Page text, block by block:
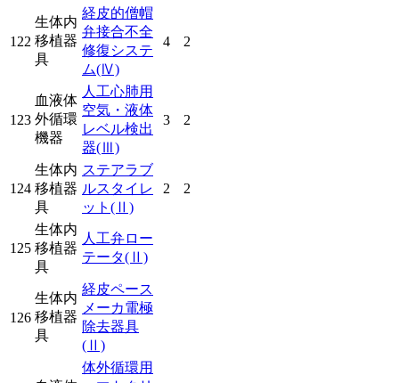
122
生体内
移植器
具
経皮的僧帽
弁接合不全
修復システ
ム(Ⅳ)
4 2
123
血液体
外循環
機器
人工心肺用
空気・液体
レベル検出
器(Ⅲ)
3 2
124
生体内
移植器
具
ステアラブ
ルスタイレ
ット (Ⅱ)
2 2
125
生体内
移植器
具
人工弁ロー
テータ(Ⅱ)
126
生体内
移植器
具
経皮ペース
メーカ電極
除去器具
(Ⅱ)
体外循環用